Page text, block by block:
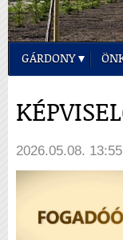
GÁRDONY
2026.05.08. 13:55